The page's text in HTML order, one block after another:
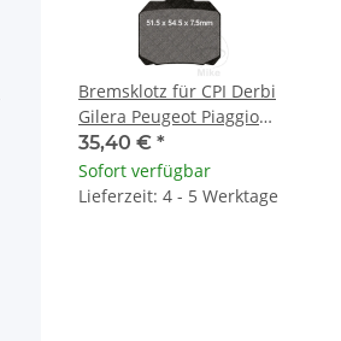
Bremsklotz für CPI Derbi
Gilera Peugeot Piaggio
Suzuki Yamaha
35,40 € *
Sofort verfügbar
Lieferzeit: 4 - 5 Werktage